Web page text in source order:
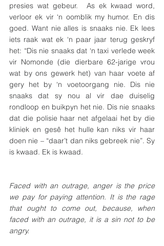
presies wat gebeur.  As ek kwaad word,
verloor ek vir ‘n oomblik my humor. En dis
goed. Want nie alles is snaaks nie. Ek lees
iets raak wat ek ‘n paar jaar terug geskryf
het: “Dis nie snaaks dat ‘n taxi verlede week
vir Nomonde (die dierbare 62-jarige vrou
wat by ons gewerk het) van haar voete af
gery het by ‘n voetoorgang nie. Dis nie
snaaks dat sy nou al vir dae duiselig
rondloop en buikpyn het nie. Dis nie snaaks
dat die polisie haar net afgelaai het by die
kliniek en gesê het hulle kan niks vir haar
doen nie – “daar’t dan niks gebreek nie”. Sy
is kwaad. Ek is kwaad.
Faced with an outrage, anger is the price
we pay for paying attention. It is the rage
that ought to come out, because, when
faced with an outrage, it is a sin not to be
angry.